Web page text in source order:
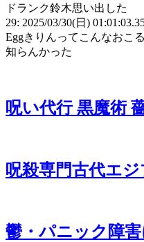
ドランク鈴木思い出した
29: 2025/03/30(日)
Eggきりんってこんなおこ
知らんかった
呪い代行 黒魔術
呪殺専門古代エ
鬱・パニック障